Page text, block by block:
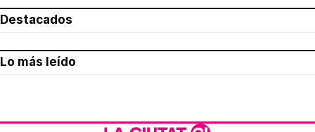
Destacados
Lo más leído